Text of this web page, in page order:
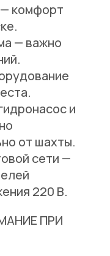
— комфорт
— важно
и
от шахты.
сети —
220 В.
ПРИ